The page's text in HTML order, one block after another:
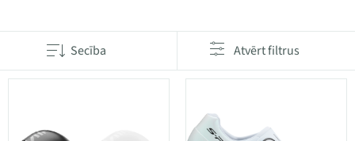
Secība Atvērt filtrus